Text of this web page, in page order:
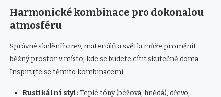
Harmonické kombinace pro dokonalou
atmosféru
Správné sladění barev, materiálů a světla může proměnit
běžný prostor v místo, kde se budete cítit skutečně doma.
Inspirujte se těmito kombinacemi:
Rustikální styl: Teplé tóny (béžová, hnědá), dřevo,